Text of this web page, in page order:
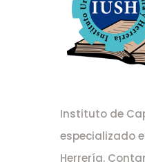
Instituto de
especializado
Herrería.